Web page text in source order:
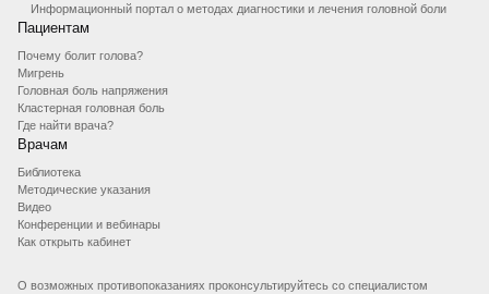
Информационный портал о методах диагностики и лечения головной боли
Пациентам
Почему болит голова?
Мигрень
Головная боль напряжения
Кластерная головная боль
Где найти врача?
Врачам
Библиотека
Методические указания
Видео
Конференции и вебинары
Как открыть кабинет
О возможных противопоказаниях проконсультируйтесь со специалистом